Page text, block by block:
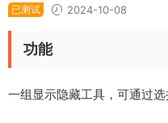
已测试 2024-10-08
功能
一组显示隐藏工具，可通过选